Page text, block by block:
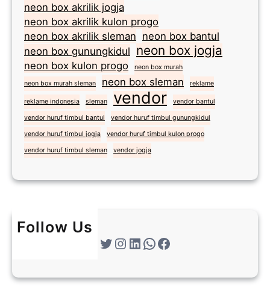
neon box akrilik jogja
neon box akrilik kulon progo
neon box akrilik sleman neon box bantul
neon box gunungkidul neon box jogja
neon box kulon progo neon box murah
neon box murah sleman neon box sleman reklame
reklame indonesia sleman vendor vendor bantul
vendor huruf timbul bantul vendor huruf timbul gunungkidul
vendor huruf timbul jogja vendor huruf timbul kulon progo
vendor huruf timbul sleman vendor jogja
Follow Us
Twitter Instagram LinkedIn WhatsApp Facebook